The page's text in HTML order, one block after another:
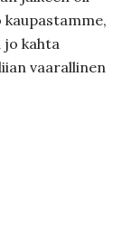
jo kahta
vaarallinen